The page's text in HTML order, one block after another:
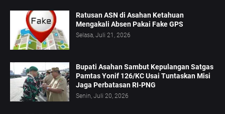
Ratusan ASN di Asahan Ketahuan
Mengakali Absen Pakai Fake GPS
Selasa, Juli 21, 2026
Bupati Asahan Sambut Kepulangan Satgas
Pamtas Yonif 126/KC Usai Tuntaskan Misi
Jaga Perbatasan RI-PNG
Senin, Juli 20, 2026